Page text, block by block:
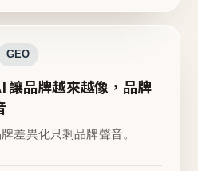
GEO
讓品牌越來越像，品牌
差異化只剩品牌聲音。